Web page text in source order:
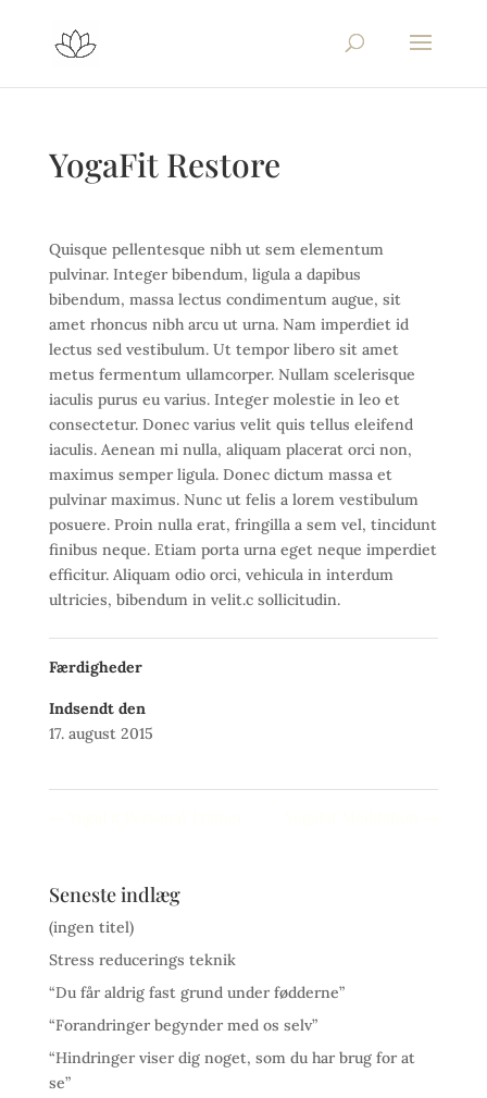
YogaFit Restore
Quisque pellentesque nibh ut sem elementum
pulvinar. Integer bibendum, ligula a dapibus
bibendum, massa lectus condimentum augue, sit
amet rhoncus nibh arcu ut urna. Nam imperdiet id
lectus sed vestibulum. Ut tempor libero sit amet
metus fermentum ullamcorper. Nullam scelerisque
iaculis purus eu varius. Integer molestie in leo et
consectetur. Donec varius velit quis tellus eleifend
iaculis. Aenean mi nulla, aliquam placerat orci non,
maximus semper ligula. Donec dictum massa et
pulvinar maximus. Nunc ut felis a lorem vestibulum
posuere. Proin nulla erat, fringilla a sem vel, tincidunt
finibus neque. Etiam porta urna eget neque imperdiet
efficitur. Aliquam odio orci, vehicula in interdum
ultricies, bibendum in velit.c sollicitudin.
Færdigheder
Indsendt den
17. august 2015
Seneste indlæg
(ingen titel)
Stress reducerings teknik
“Du får aldrig fast grund under fødderne”
“Forandringer begynder med os selv”
“Hindringer viser dig noget, som du har brug for at
se”